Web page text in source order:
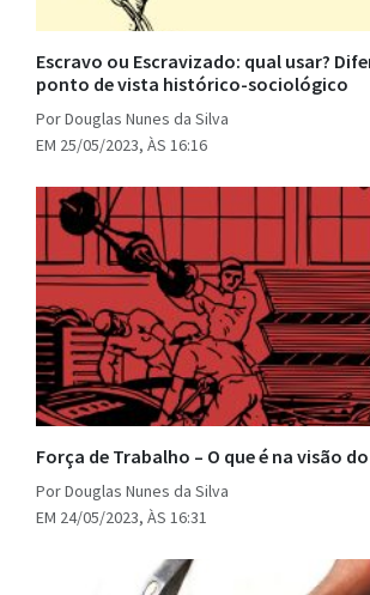
Escravo ou Escravizado: qual usar?
ponto de vista histórico-sociológico
Por Douglas Nunes da Silva
EM 25/05/2023, ÀS 16:16
Força de Trabalho – O que é na visão
Por Douglas Nunes da Silva
EM 24/05/2023, ÀS 16:31